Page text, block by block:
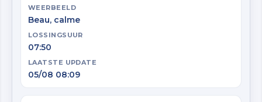
WEERBEELD
Beau, calme
LOSSINGSUUR
07:50
LAATSTE UPDATE
05/08 08:09